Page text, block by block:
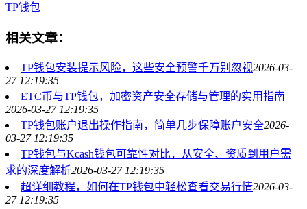
TP钱包
相关文章：
TP钱包安装提示风险，这些安全预警千万别忽视2026-03-
27 12:19:35
ETC币与TP钱包，加密资产安全存储与管理的实用指南
2026-03-27 12:19:35
TP钱包账户退出操作指南，简单几步保障账户安全2026-
03-27 12:19:35
TP钱包与Kcash钱包可靠性对比，从安全、资质到用户需
求的深度解析2026-03-27 12:19:35
超详细教程，如何在TP钱包中轻松查看交易行情2026-03-
27 12:19:35